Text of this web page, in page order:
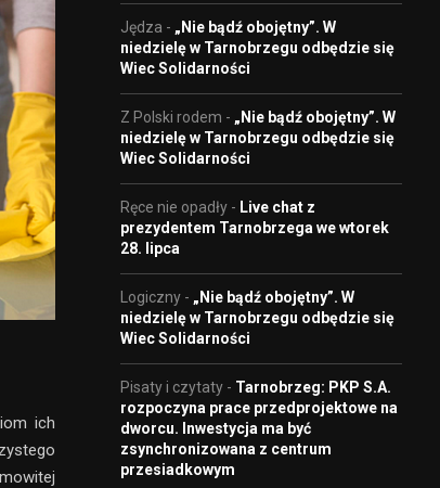
ich
Jędza - „Nie bądź obojętny”. W
niedzielę w Tarnobrzegu odbędzie się
Wiec Solidarności
Z Polski rodem - „Nie bądź obojętny”. W
niedzielę w Tarnobrzegu odbędzie się
Wiec Solidarności
Ręce nie opadły - Live chat z
prezydentem Tarnobrzega we wtorek
28. lipca
Logiczny - „Nie bądź obojętny”. W
niedzielę w Tarnobrzegu odbędzie się
Wiec Solidarności
Pisaty i czytaty - Tarnobrzeg: PKP S.A.
rozpoczyna prace przedprojektowe na
dworcu. Inwestycja ma być
zsynchronizowana z centrum
przesiadkowym